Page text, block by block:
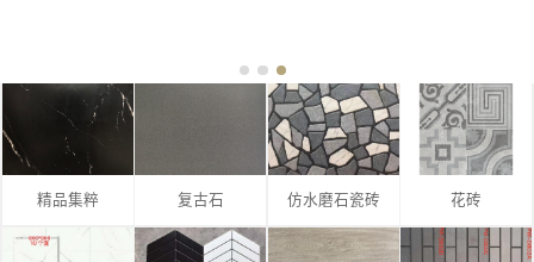
精品集粹 复古石 仿水磨石瓷砖 花砖